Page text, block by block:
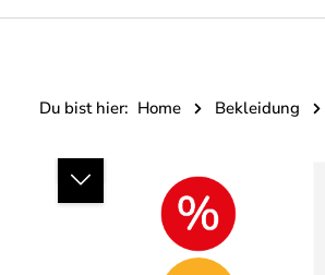
Du bist hier: Home Bekleidung
Bildergalerie überspringen